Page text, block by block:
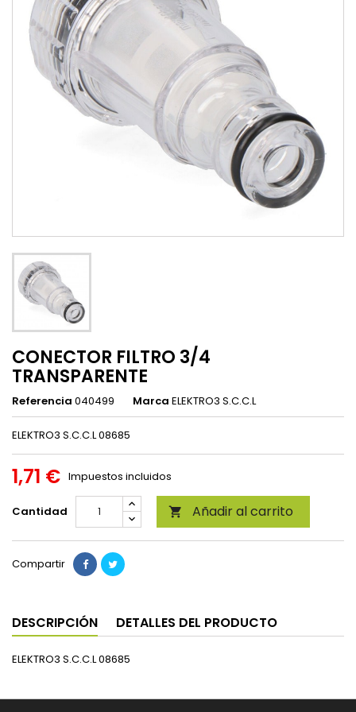
CONECTOR FILTRO 3/4
TRANSPARENTE
Referencia 040499 Marca ELEKTRO3 S.C.C.L
ELEKTRO3 S.C.C.L 08685
1,71 € Impuestos incluidos
Cantidad  Añadir al carrito
Compartir
DESCRIPCIÓN DETALLES DEL PRODUCTO
ELEKTRO3 S.C.C.L 08685